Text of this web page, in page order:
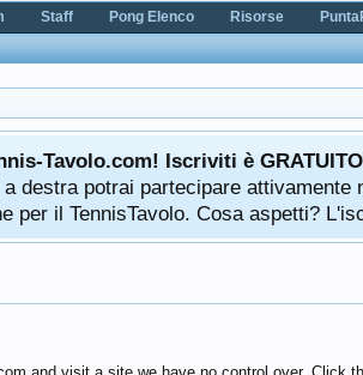
Tavolo.com! Iscriviti è
destra potrai partecipare
per il TennisTavolo. Cosa aspetti?
Staff Pong Elenco Risorse